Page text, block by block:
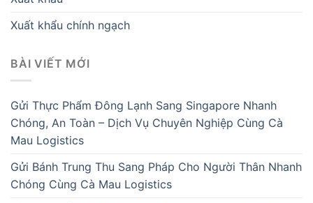
Xuất khẩu chính ngạch
BÀI VIẾT MỚI
Gửi Thực Phẩm Đông Lạnh Sang Singapore Nhanh
Chóng, An Toàn – Dịch Vụ Chuyên Nghiệp Cùng Cà
Mau Logistics
Gửi Bánh Trung Thu Sang Pháp Cho Người Thân Nhanh
Chóng Cùng Cà Mau Logistics